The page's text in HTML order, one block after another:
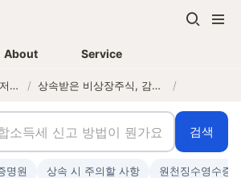
About Service
세금이 나오기 전에, 먼저 연락하는 세무법인 / 상속받은 비상장주식, 감자·이익소각으로 상속세 납부 재원 만드는 공식 /
검색
명원 상속 시 주의할 사항 원천징수영수증